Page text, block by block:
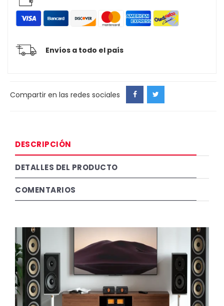
Envíos a todo el país
Compartir en las redes sociales
DESCRIPCIÓN
DETALLES DEL PRODUCTO
COMENTARIOS